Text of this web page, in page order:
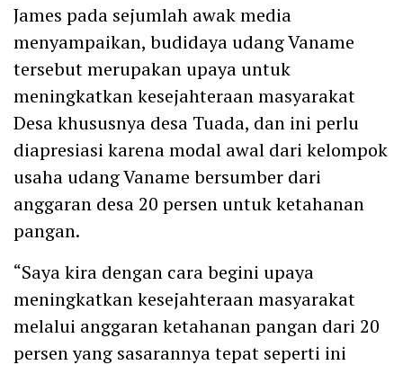
James pada sejumlah awak media
menyampaikan, budidaya udang Vaname
tersebut merupakan upaya untuk
meningkatkan kesejahteraan masyarakat
Desa khususnya desa Tuada, dan ini perlu
diapresiasi karena modal awal dari kelompok
usaha udang Vaname bersumber dari
anggaran desa 20 persen untuk ketahanan
pangan.
“Saya kira dengan cara begini upaya
meningkatkan kesejahteraan masyarakat
melalui anggaran ketahanan pangan dari 20
persen yang sasarannya tepat seperti ini